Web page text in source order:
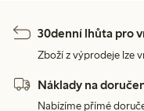
30denní lhůta pro
Zboží z výprodeje lze
Náklady na
Nabízíme přímé